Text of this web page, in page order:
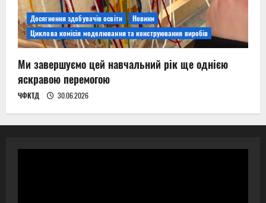
Досягнення здобувачів освіти
Новини
Циклова комісія моделювання та конструювання виробів
Ми завершуємо цей навчальний рік ще однією
яскравою перемогою
ЧФКТД 30.06.2026